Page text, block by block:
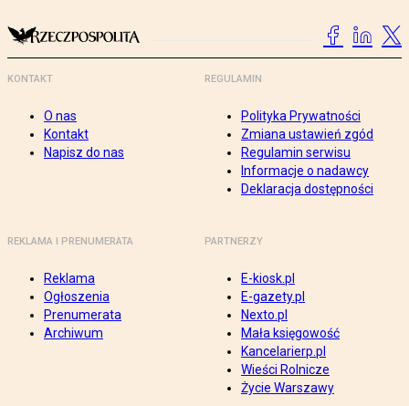
KONTAKT
O nas
Kontakt
Napisz do nas
REGULAMIN
Polityka Prywatności
Zmiana ustawień zgód
Regulamin serwisu
Informacje o nadawcy
Deklaracja dostępności
REKLAMA I PRENUMERATA
Reklama
Ogłoszenia
Prenumerata
Archiwum
PARTNERZY
E-kiosk.pl
E-gazety.pl
Nexto.pl
Mała księgowość
Kancelarierp.pl
Wieści Rolnicze
Życie Warszawy